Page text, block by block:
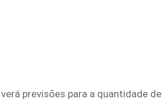
previsões para a quantidade de